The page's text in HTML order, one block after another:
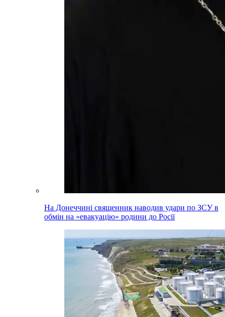
На Донеччині священник наводив удари по ЗСУ в
обмін на «евакуацію» родини до Росії